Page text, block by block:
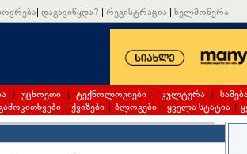
| დაგავიწყდა? | რეგისტრაცია | ხელმოწერა
| უცხოეთი | ტექნოლოგიები | კულტურა |
| ქვიზები | ბლოგები | ყველა სტატია |